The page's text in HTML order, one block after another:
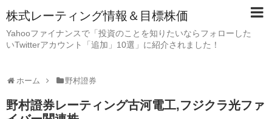
株式レーティング情報＆目標株価
Yahooファイナンスで「投資のことを知りたいならフォローした
いTwitterアカウント「追加」10選」に紹介されました！
ホーム 野村證券
野村證券レーティング古河電工,フジクラ光ファ